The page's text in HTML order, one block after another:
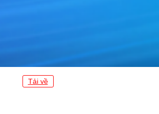
Tải về